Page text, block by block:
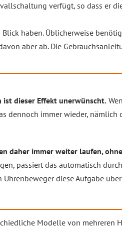
verfügt, so dass er
haben. Üblicherweise
aber ab. Die
ist dieser Effekt unerwünscht.
dennoch immer wieder,
daher immer weiter laufen,
passiert das automatisch
diese Aufgabe
Modelle von mehreren